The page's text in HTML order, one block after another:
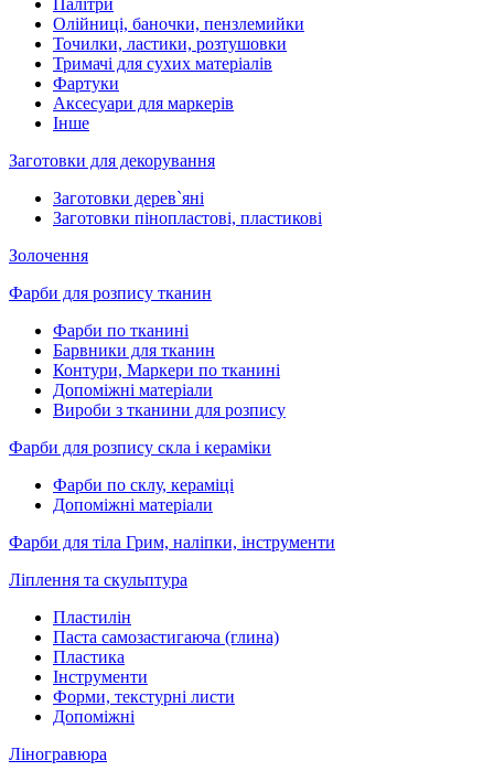
Палітри
Олійниці, баночки, пензлемийки
Точилки, ластики, розтушовки
Тримачі для сухих матеріалів
Фартуки
Аксесуари для маркерів
Інше
Заготовки для декорування
Заготовки дерев`яні
Заготовки пінопластові, пластикові
Золочення
Фарби для розпису тканин
Фарби по тканині
Барвники для тканин
Контури, Маркери по тканині
Допоміжні матеріали
Вироби з тканини для розпису
Фарби для розпису скла і кераміки
Фарби по склу, кераміці
Допоміжні матеріали
Фарби для тіла Грим, наліпки, інструменти
Ліплення та скульптура
Пластилін
Паста самозастигаюча (глина)
Пластика
Інструменти
Форми, текстурні листи
Допоміжні
Ліногравюра